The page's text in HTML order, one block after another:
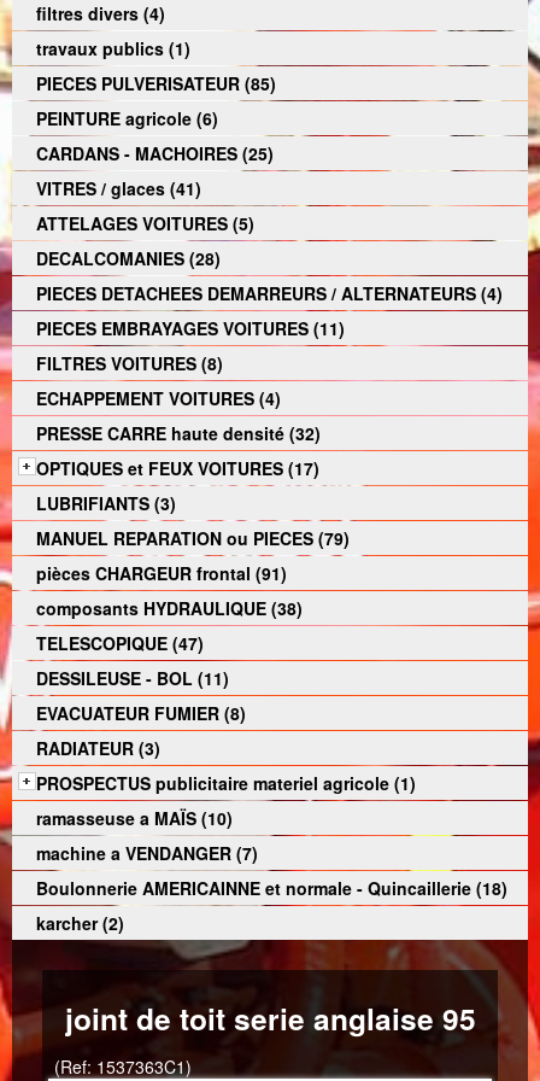
filtres divers (4)
travaux publics (1)
PIECES PULVERISATEUR (85)
PEINTURE agricole (6)
CARDANS - MACHOIRES (25)
VITRES / glaces (41)
ATTELAGES VOITURES (5)
DECALCOMANIES (28)
PIECES DETACHEES DEMARREURS / ALTERNATEURS (4)
PIECES EMBRAYAGES VOITURES (11)
FILTRES VOITURES (8)
ECHAPPEMENT VOITURES (4)
PRESSE CARRE haute densité (32)
OPTIQUES et FEUX VOITURES (17)
LUBRIFIANTS (3)
MANUEL REPARATION ou PIECES (79)
pièces CHARGEUR frontal (91)
composants HYDRAULIQUE (38)
TELESCOPIQUE (47)
DESSILEUSE - BOL (11)
EVACUATEUR FUMIER (8)
RADIATEUR (3)
PROSPECTUS publicitaire materiel agricole (1)
ramasseuse a MAÏS (10)
machine a VENDANGER (7)
Boulonnerie AMERICAINNE et normale - Quincaillerie (18)
karcher (2)
joint de toit serie anglaise 95
(Ref: 1537363C1)